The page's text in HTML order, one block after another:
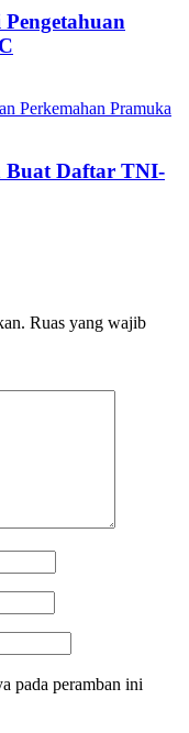
Buat Daftar TNI-
Ruas yang wajib
pada peramban ini